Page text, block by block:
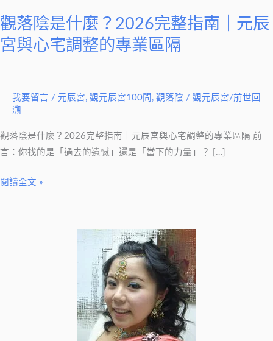
觀落陰是什麼？2026完整指南｜元辰
宮與心宅調整的專業區隔
我要留言 / 元辰宮, 觀元辰宮100問 , 觀落陰 / 觀元辰宮/前世回
溯
觀落陰是什麼？2026完整指南｜元辰宮與心宅調整的專業區隔 前
言：你找的是「過去的遺憾」還是「當下的力量」？ […]
南
｜
元
宅
調
的
業
閱讀全文 »